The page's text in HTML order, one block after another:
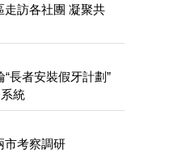
走訪各社團 凝聚共
長者安裝假牙計劃”
統
市考察調研